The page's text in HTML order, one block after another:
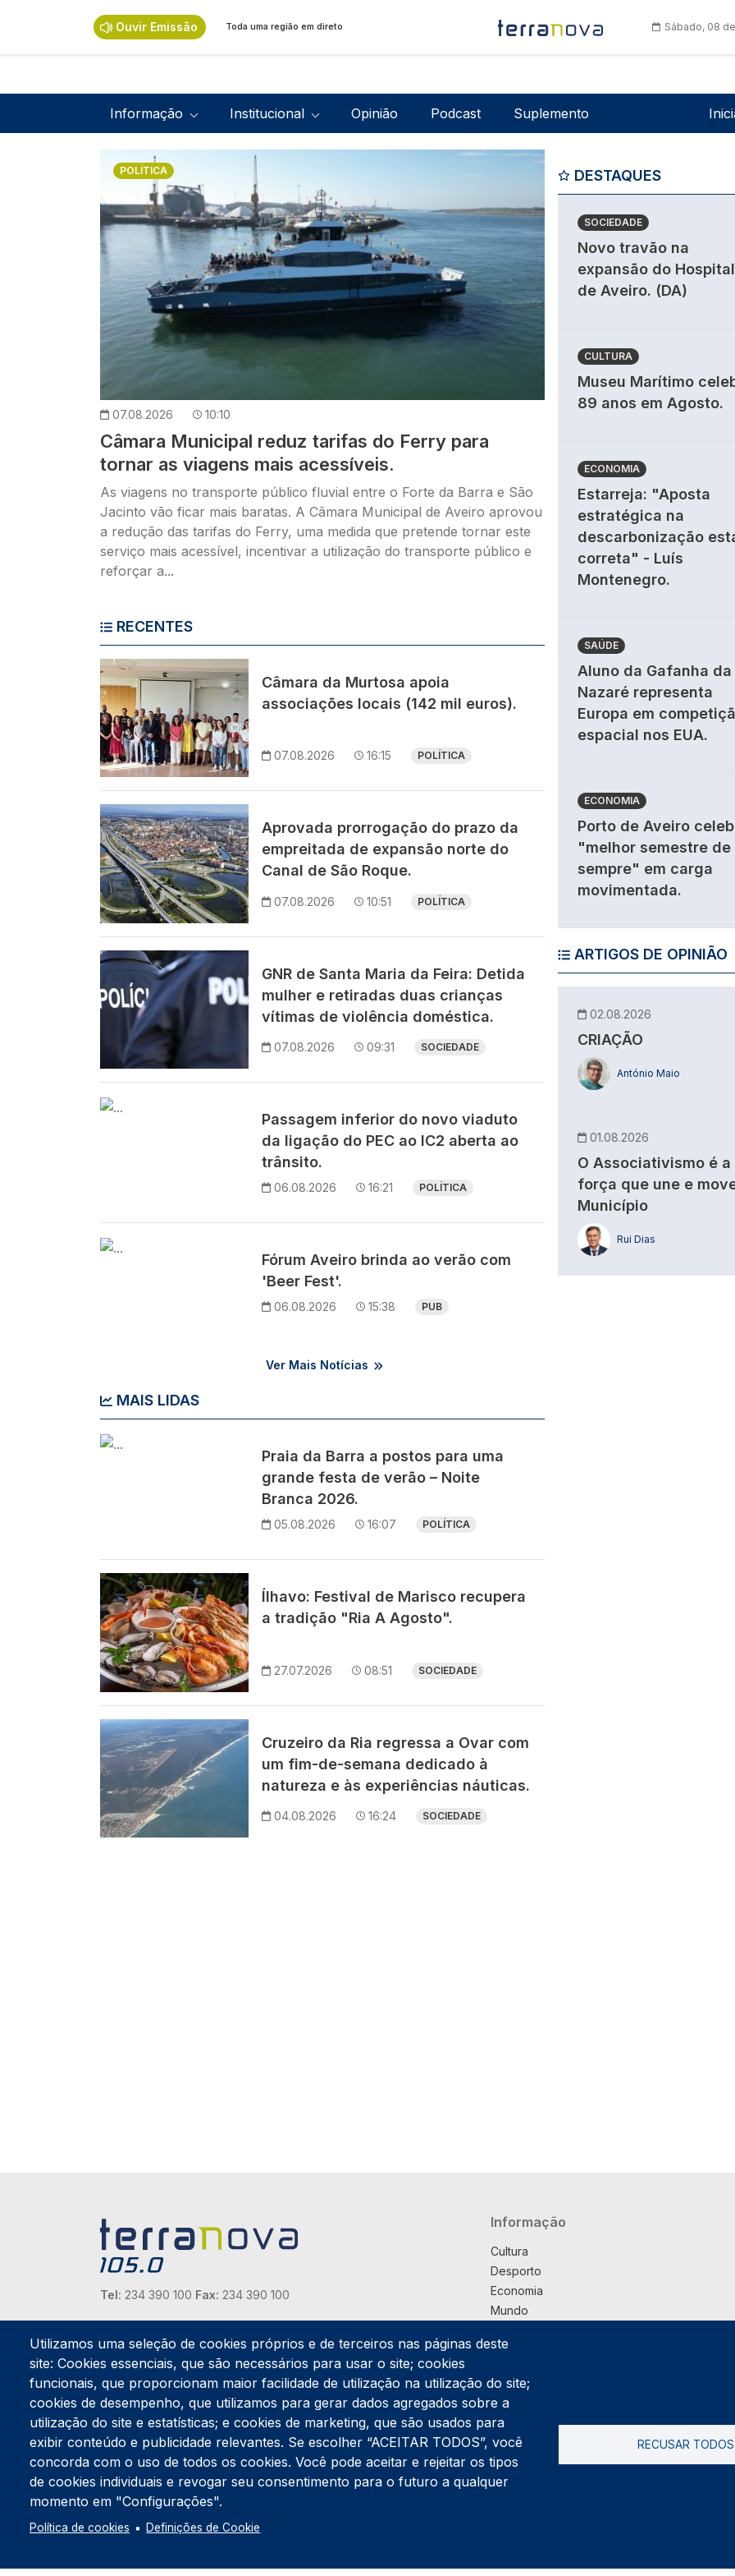
Ouvir Emissão Toda uma região em direto Sábado, 08
Navegação principal
Informação Institucional Opinião Podcast Suplemento
Imagem
POLÍTICA
07.08.2026 10:10
Câmara Municipal reduz tarifas do Ferry para
tornar as viagens mais acessíveis.
As viagens no transporte público fluvial entre o Forte da Barra e São
Jacinto vão ficar mais baratas. A Câmara Municipal de Aveiro aprovou
a redução das tarifas do Ferry, uma medida que pretende tornar este
serviço mais acessível, incentivar a utilização do transporte público e
reforçar a...
RECENTES
Imagem
Câmara da Murtosa apoia
associações locais (142 mil euros).
07.08.2026 16:15 POLÍTICA
Imagem
Aprovada prorrogação do prazo da
empreitada de expansão norte do
Canal de São Roque.
07.08.2026 10:51 POLÍTICA
Imagem
GNR de Santa Maria da Feira: Detida
mulher e retiradas duas crianças
vítimas de violência doméstica.
07.08.2026 09:31 SOCIEDADE
Imagem
Passagem inferior do novo viaduto
da ligação do PEC ao IC2 aberta ao
trânsito.
06.08.2026 16:21 POLÍTICA
Imagem
Fórum Aveiro brinda ao verão com
'Beer Fest'.
06.08.2026 15:38 PUB
Ver Mais Notícias
MAIS LIDAS
Imagem
Praia da Barra a postos para uma
grande festa de verão – Noite
Branca 2026.
05.08.2026 16:07 POLÍTICA
Imagem
Ílhavo: Festival de Marisco recupera
a tradição "Ria A Agosto".
27.07.2026 08:51 SOCIEDADE
Imagem
Cruzeiro da Ria regressa a Ovar com
um fim-de-semana dedicado à
natureza e às experiências náuticas.
04.08.2026 16:24 SOCIEDADE
DESTAQUES
SOCIEDADE
Novo travão na
expansão do Hospital
de Aveiro. (DA)
CULTURA
Museu Marítimo
89 anos em Agosto.
ECONOMIA
Estarreja: "Aposta
estratégica na
descarbonização
correta" - Luís
Montenegro.
SAÚDE
Aluno da Gafanha da
Nazaré representa
Europa em
espacial nos EUA.
ECONOMIA
Porto de Aveiro
"melhor semestre de
sempre" em carga
movimentada.
ARTIGOS DE OPINIÃO
02.08.2026
CRIAÇÃO
António Maio
01.08.2026
O Associativismo é a
força que une e
Município
Rui Dias
Tel: 234 390 100 Fax: 234 390 100
Endereço Postal
Apartado 42
Rua Gil Eanes 31
3834-908 Gafanha da Nazaré
Estúdios
Rua Prior Guerra
Edifício do Centro Cultural da Gafanha da Nazaré
3830-556 Gafanha da Nazaré
Navegação principal
Informação
Cultura
Desporto
Economia
Mundo
País
Praça
Pub
Saúde
Sociedade
Rodapé
Utilizamos uma seleção de cookies próprios e de terceiros nas páginas deste
site: Cookies essenciais, que são necessários para usar o site; cookies
funcionais, que proporcionam maior facilidade de utilização na utilização do site;
cookies de desempenho, que utilizamos para gerar dados agregados sobre a
utilização do site e estatísticas; e cookies de marketing, que são usados para
exibir conteúdo e publicidade relevantes. Se escolher “ACEITAR TODOS”, você
concorda com o uso de todos os cookies. Você pode aceitar e rejeitar os tipos
de cookies individuais e revogar seu consentimento para o futuro a qualquer
momento em "Configurações".
Política de cookies Definições de Cookie
RECUSAR TODOS